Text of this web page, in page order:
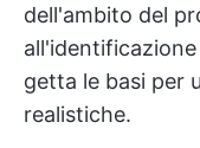
dell'ambito del
getta le basi per
realistiche.